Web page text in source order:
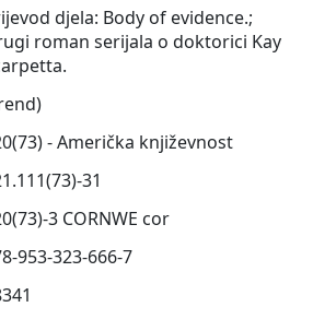
djela: Body of evidence.;
roman serijala o doktorici Kay
- Američka književnost
31
3 CORNWE cor
953-323-666-7